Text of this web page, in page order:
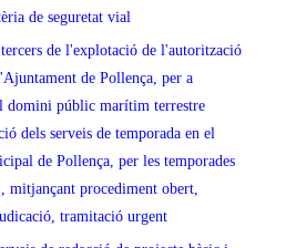
de seguretat vial
de l'explotació de l'autorització
de Pollença, per a
domini públic marítim terrestre
dels serveis de temporada en el
de Pollença, per les temporades
mitjançant procediment obert,
tramitació urgent